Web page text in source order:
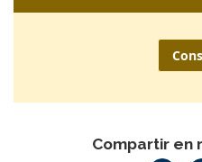
Compartir en